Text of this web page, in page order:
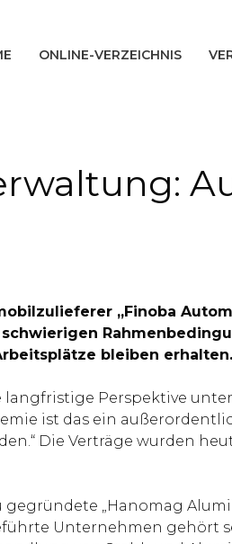
ONLINE-VERZEICHNIS
„Finoba
bleiben erhalten.
Perspektive
ist das ein
Die Verträge wurden
gegründete „Hanomag
Unternehmen gehört